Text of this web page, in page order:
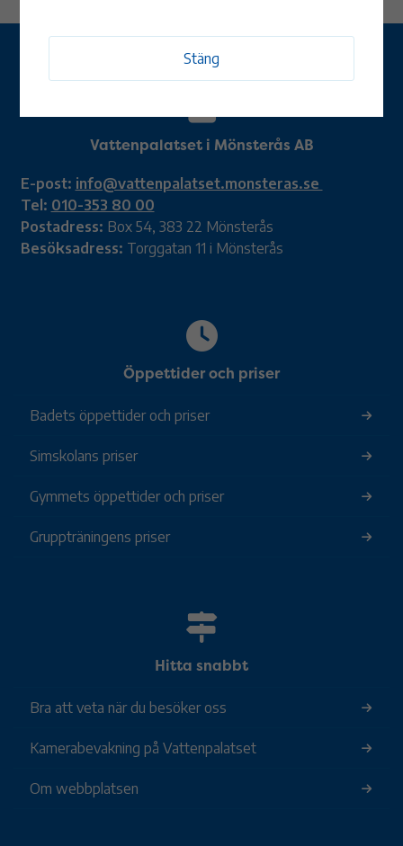
Vattenpalatset i Mönsterås AB
E-post: info@vattenpalatset.monsteras.se
Tel: 010-353 80 00
Postadress: Box 54, 383 22 Mönsterås
Besöksadress: Torggatan 11 i Mönsterås
Öppettider och priser
Badets öppettider och priser
Simskolans priser
Gymmets öppettider och priser
Gruppträningens priser
Hitta snabbt
Bra att veta när du besöker oss
Kamerabevakning på Vattenpalatset
Om webbplatsen
Stäng